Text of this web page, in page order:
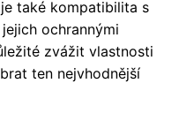
také kompatibilita s
ochrannými
zvážit vlastnosti
ten nejvhodnější